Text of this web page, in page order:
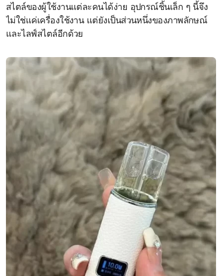
สไตล์ของผู้ใช้งานแต่ละคนได้ง่าย อุปกรณ์ชิ้นเล็ก ๆ นี้จึง
ไม่ใช่แค่เครื่องใช้งาน แต่ยังเป็นส่วนหนึ่งของภาพลักษณ์
และไลฟ์สไตล์อีกด้วย